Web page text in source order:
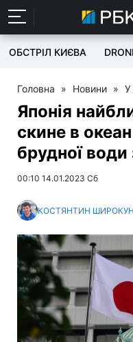
ОБСТРІЛ КИЄВА
Головна » Новини » У
Японія
скине в
брудної
00:10 14.01.2023 Сб
КОСТЯНТИН ШИРОКУН